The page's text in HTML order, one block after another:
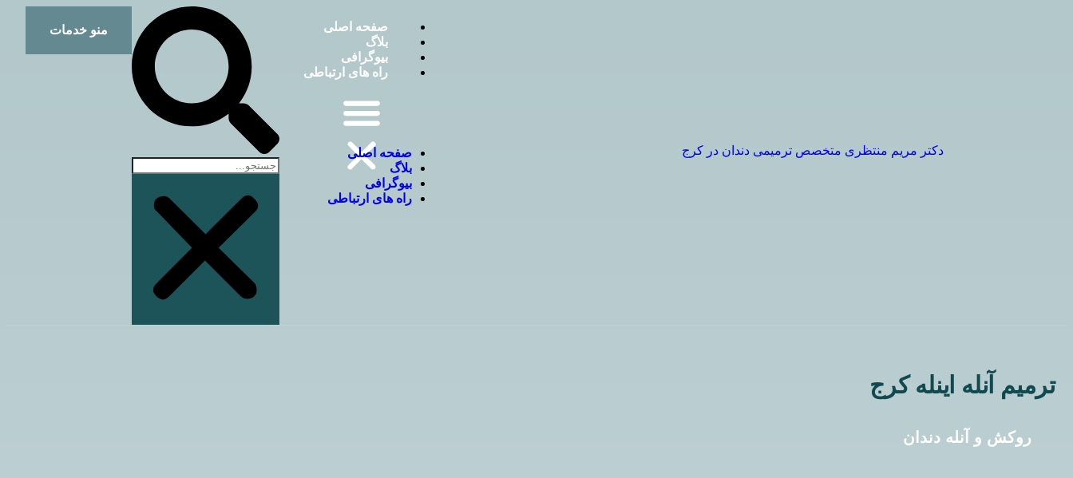
دکتر مریم منتظری متخصص ترمیمی دندان در کرج
صفحه اصلی
بلاگ
بیوگرافی
راه های ارتباطی
صفحه اصلی
بلاگ
بیوگرافی
راه های ارتباطی
منو خدمات
ترمیم آنله اینله کرج
روکش و آنله دندان